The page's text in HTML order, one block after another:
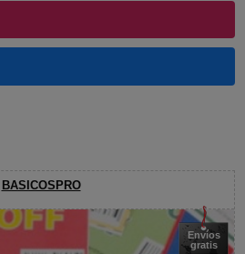
BASICOSPRO
Envíos
gratis